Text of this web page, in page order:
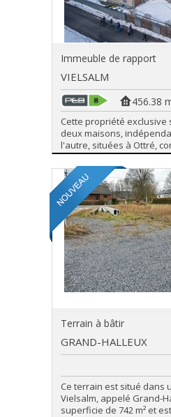
Immeuble de rapport
VIELSALM
456.38
Cette propriété exclusive
deux maisons,
l'autre, situées à Ottré,
Terrain à bâtir
GRAND-HALLEUX
Ce terrain est situé dans
Vielsalm, appelé Grand-
superficie de 742 m² et